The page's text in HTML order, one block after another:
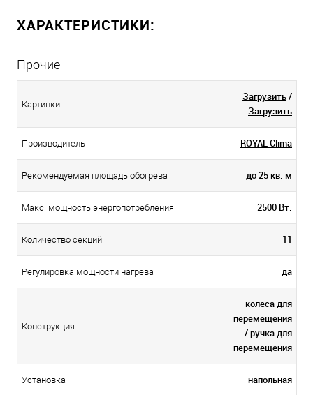
ХАРАКТЕРИСТИКИ:
Прочие
Картинки
Загрузить/
Загрузить
Производитель ROYAL Clima
Рекомендуемая площадь обогрева до 25 кв. м
Макс. мощность энергопотребления 2500 Вт.
Количество секций 11
Регулировка мощности нагрева да
Конструкция
колеса для
перемещения
/ ручка для
перемещения
Установка напольная